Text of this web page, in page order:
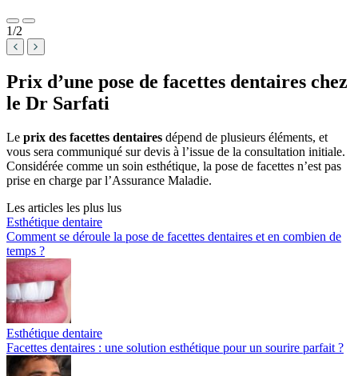
1/2
Prix d’une pose de facettes dentaires chez
le Dr Sarfati
Le prix des facettes dentaires dépend de plusieurs éléments, et
vous sera communiqué sur devis à l’issue de la consultation initiale.
Considérée comme un soin esthétique, la pose de facettes n’est pas
prise en charge par l’Assurance Maladie.
Les articles les plus lus
Esthétique dentaire
Comment se déroule la pose de facettes dentaires et en combien de
temps ?
Esthétique dentaire
Facettes dentaires : une solution esthétique pour un sourire parfait ?